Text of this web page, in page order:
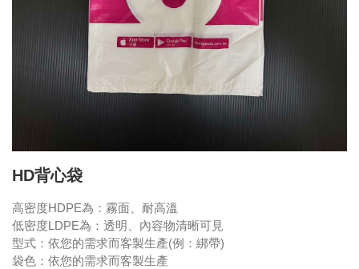
HD背心袋
高密度HDPE為：霧面、耐高溫
低密度LDPE為：透明、內容物清晰可見
型式：依您的需求而客製生產(例：綁帶)
袋色：依您的需求而客製生產